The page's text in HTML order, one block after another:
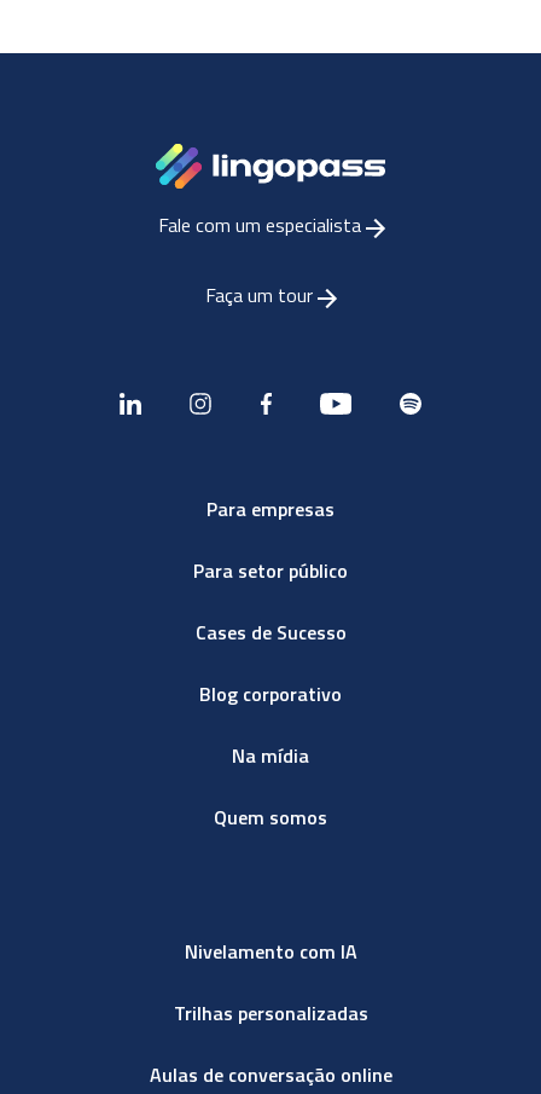
Fale com um especialista
Faça um tour
Para empresas
Para setor público
Cases de Sucesso
Blog corporativo
Na mídia
Quem somos
Nivelamento com IA
Trilhas personalizadas
Aulas de conversação online